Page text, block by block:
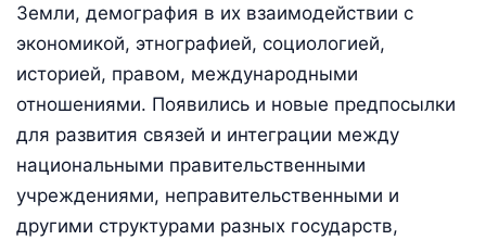
Земли, демография в их взаимодействии с
экономикой, этнографией, социологией,
историей, правом, международными
отношениями. Появились и новые предпосылки
для развития связей и интеграции между
национальными правительственными
учреждениями, неправительственными и
другими структурами разных государств,